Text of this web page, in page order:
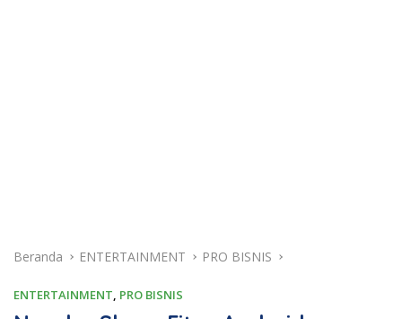
Beranda ENTERTAINMENT PRO BISNIS
ENTERTAINMENT, PRO BISNIS